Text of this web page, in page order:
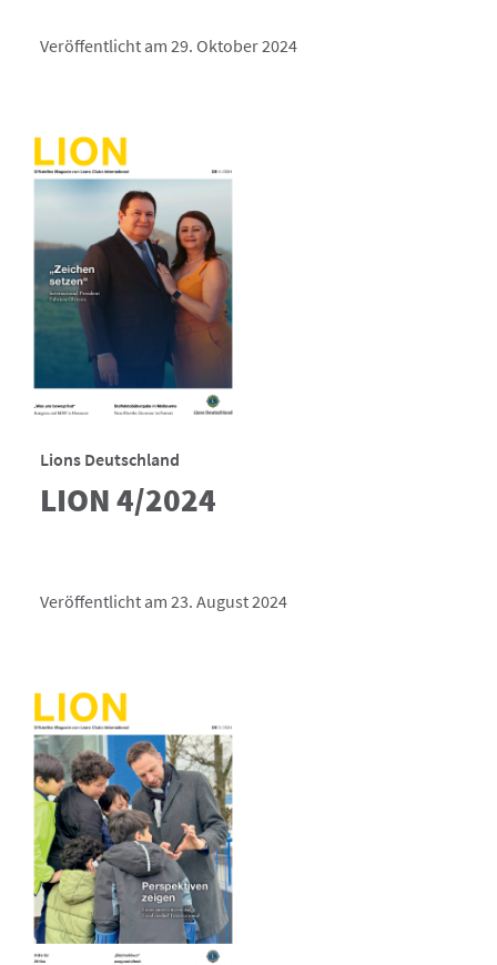
Veröffentlicht am 29. Oktober 2024
Lions Deutschland
LION 4/2024
Veröffentlicht am 23. August 2024